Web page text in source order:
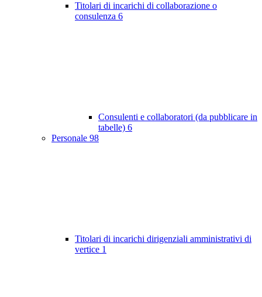
Titolari di incarichi di collaborazione o
consulenza 6
Consulenti e collaboratori (da pubblicare in
tabelle) 6
Personale 98
Titolari di incarichi dirigenziali amministrativi di
vertice 1